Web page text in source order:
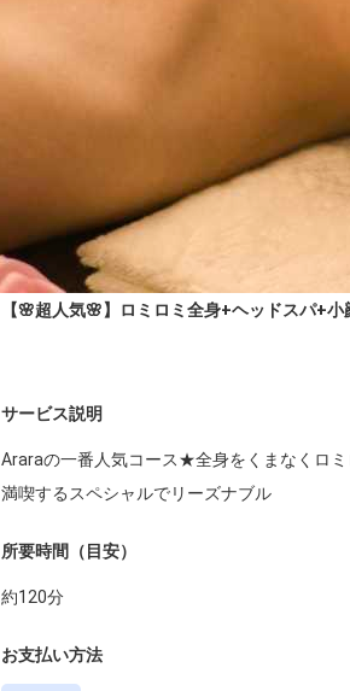
【🌸超人気🌸】ロミロミ全身+ヘッドスパ+
サービス説明
Araraの一番人気コース★全身をくまなくロ
満喫するスペシャルでリーズナブル
所要時間（目安）
約120分
お支払い方法